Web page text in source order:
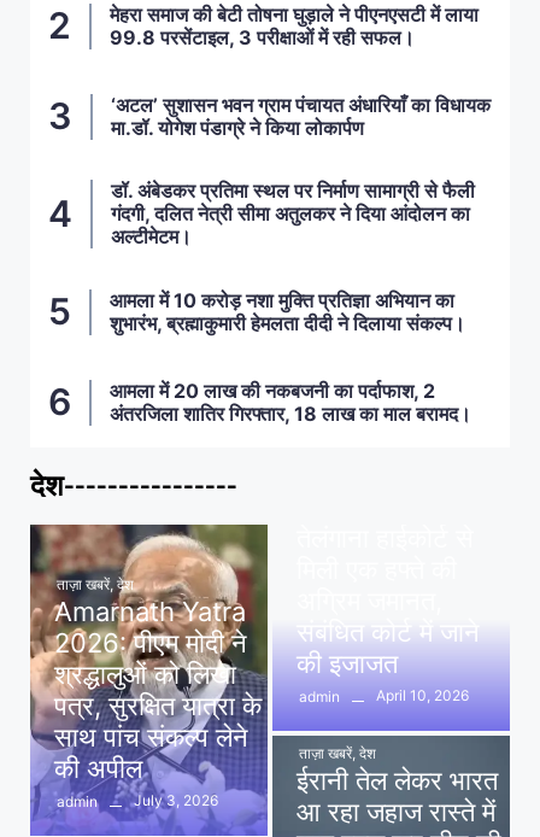
मेहरा समाज की बेटी तोषना घुड़ाले ने पीएनएसटी में लाया
99.8 परसेंटाइल, 3 परीक्षाओं में रही सफल।
‘अटल’ सुशासन भवन ग्राम पंचायत अंधारियाँ का विधायक
मा.डॉ. योगेश पंडाग्रे ने किया लोकार्पण
डॉ. अंबेडकर प्रतिमा स्थल पर निर्माण सामाग्री से फैली
गंदगी, दलित नेत्री सीमा अतुलकर ने दिया आंदोलन का
अल्टीमेटम।
आमला में 10 करोड़ नशा मुक्ति प्रतिज्ञा अभियान का
शुभारंभ, ब्रह्माकुमारी हेमलता दीदी ने दिलाया संकल्प।
आमला में 20 लाख की नकबजनी का पर्दाफाश, 2
अंतरजिला शातिर गिरफ्तार, 18 लाख का माल बरामद।
देश----------------
ताज़ा खबरें, देश
Amarnath Yatra
2026: पीएम मोदी ने
श्रद्धालुओं को लिखा
पत्र, सुरक्षित यात्रा के
साथ पांच संकल्प लेने
की अपील
admin July 3, 2026
संबंधित कोर्ट में जाने
की इजाजत
admin April 10, 2026
ताज़ा खबरें, देश
ईरानी तेल लेकर भारत
आ रहा जहाज रास्ते में